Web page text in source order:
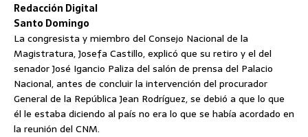
Redacción Digital
Santo Domingo
La congresista y miembro del Consejo Nacional de la
Magistratura, Josefa Castillo, explicó que su retiro y el del
senador José Igancio Paliza del salón de prensa del Palacio
Nacional, antes de concluir la intervención del procurador
General de la República Jean Rodríguez, se debió a que lo que
él le estaba diciendo al país no era lo que se había acordado en
la reunión del CNM.